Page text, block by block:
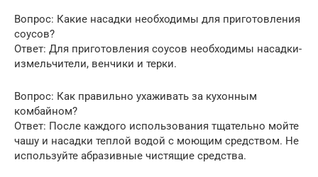
Вопрос: Какие насадки необходимы для приготовления
соусов?
Ответ: Для приготовления соусов необходимы насадки-
измельчители, венчики и терки.
Вопрос: Как правильно ухаживать за кухонным
комбайном?
Ответ: После каждого использования тщательно мойте
чашу и насадки теплой водой с моющим средством. Не
используйте абразивные чистящие средства.